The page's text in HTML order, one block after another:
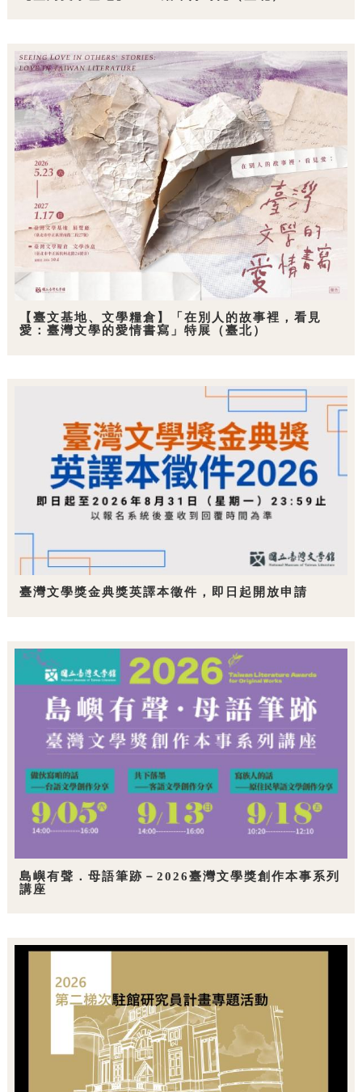
【臺文基地、文學糧倉】「在別人的故事裡，看見
愛：臺灣文學的愛情書寫」特展（臺北）
臺灣文學獎金典獎英譯本徵件，即日起開放申請
島嶼有聲．母語筆跡－2026臺灣文學獎創作本事系列
講座